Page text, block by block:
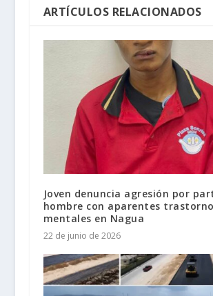
ARTÍCULOS RELACIONADOS
Joven denuncia agresión por
hombre con aparentes
mentales en Nagua
22 de junio de 2026